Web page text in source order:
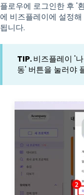
플로우에 로그인한 후 '
에 비즈플레이에 설정
됩니다.
TIP.비즈플레이 '
동' 버튼을 눌러야